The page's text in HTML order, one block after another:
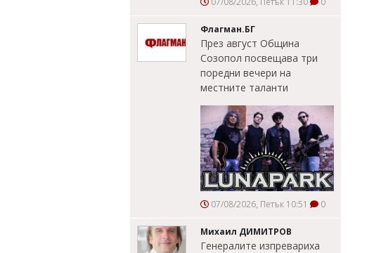
Флагман.БГ
През август Община
Созопол посвещава три
поредни вечери на
местните таланти
07/08/2026, Петък 10:51 0
Михаил ДИМИТРОВ
Генералите изпревариха